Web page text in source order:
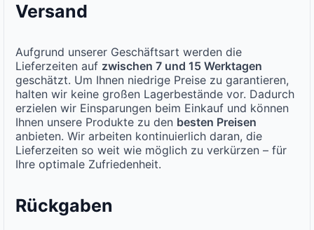
Versand
Aufgrund unserer Geschäftsart werden die
Lieferzeiten auf zwischen 7 und 15 Werktagen
geschätzt. Um Ihnen niedrige Preise zu garantieren,
halten wir keine großen Lagerbestände vor. Dadurch
erzielen wir Einsparungen beim Einkauf und können
Ihnen unsere Produkte zu den besten Preisen
anbieten. Wir arbeiten kontinuierlich daran, die
Lieferzeiten so weit wie möglich zu verkürzen – für
Ihre optimale Zufriedenheit.
Rückgaben